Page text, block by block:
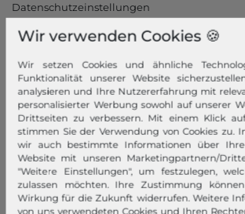
Datenschutzeinstellungen
Barrierefreiheitserklärung
Unsere Stores
Mein Konto
Login
Neukunde?
Informationen
Kontakt
Wir verwenden Cookies 🍪
Wir setzen Cookies und ähnliche
Funktionalität unserer Website
analysieren und Ihre Nutzererfahrung mit
personalisierter Werbung sowohl auf unserer
Drittseiten zu verbessern. Mit einem Klick
stimmen Sie der Verwendung von Cookies zu.
wir auch bestimmte Informationen über
Website mit unseren Marketingpartnern/
"Weitere Einstellungen", um festzulegen,
zulassen möchten. Ihre Zustimmung
Wirkung für die Zukunft widerrufen. Weitere
von uns verwendeten Cookies und Ihren